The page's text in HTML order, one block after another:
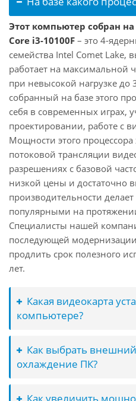
Этот компьютер собран
Core i3-10100F – это 4-
семейства Intel Comet
работает на максимальной
при невысокой нагрузке до
собранный на базе этого
себя в современных играх,
проектировании, работе с
Мощности этого процессора
потоковой трансляции
разрешениях с базовой
низкой цены и достаточно
производительности
популярными на
Специалисты нашей
последующей
продлить срок полезного
лет.
Какая видеокарта
компьютере?
Как выбрать
охлаждение ПК?